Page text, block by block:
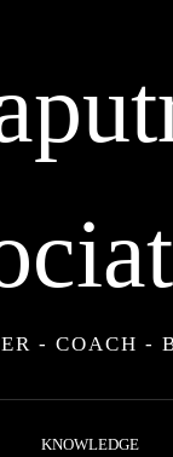
- COACH -
KNOWLEDGE